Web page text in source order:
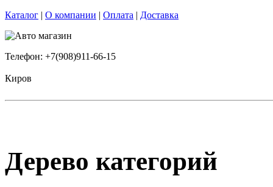
Каталог | О компании | Оплата | Доставка
Телефон: +7(908)911-66-15
Киров
Дерево категорий